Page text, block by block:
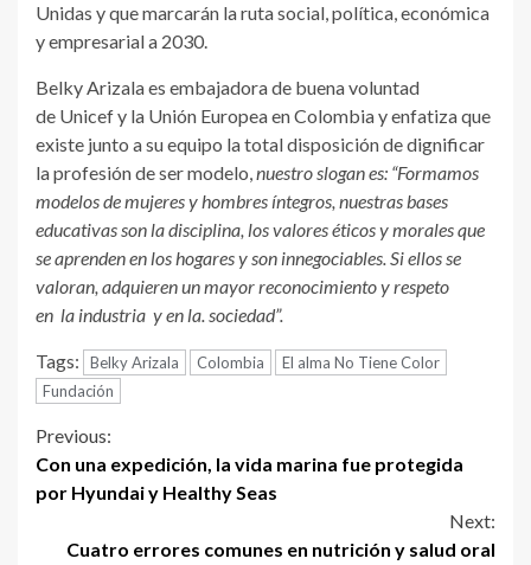
Unidas y que marcarán la ruta social, política, económica
y empresarial a 2030.
Belky Arizala es embajadora de buena voluntad
de Unicef y la Unión Europea en Colombia y enfatiza que
existe junto a su equipo la total disposición de dignificar
la profesión de ser modelo,nuestro slogan es: “Formamos
modelos de mujeres y hombres íntegros, nuestras bases
educativas son la disciplina, los valores éticos y morales que
se aprenden en los hogares y son innegociables. Si ellos se
valoran, adquieren un mayor reconocimiento y respeto
en la industria y en la. sociedad”.
Tags: Belky Arizala Colombia
El alma No Tiene Color
Fundación
Continue
Reading
Previous:
Con una expedición, la vida marina fue protegida
por Hyundai y Healthy Seas
Next:
Cuatro errores comunes en nutrición y salud oral